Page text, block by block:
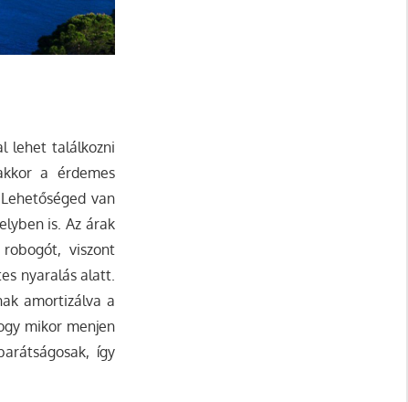
lehet találkozni
a érdemes
van
is. Az árak
viszont
nyaralás alatt.
amortizálva a
mikor menjen
így